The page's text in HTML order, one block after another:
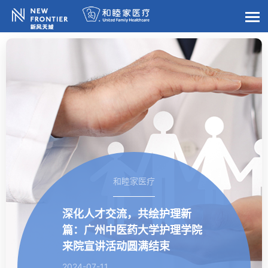
和睦家医疗
深化人才交流，共绘护理新
篇：广州中医药大学护理学院
来院宣讲活动圆满结束